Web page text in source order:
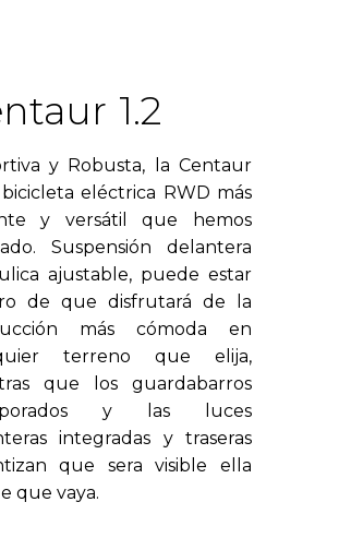
1.2
y Robusta, la Centaur
eléctrica RWD más
y versátil que hemos
Suspensión delantera
ajustable, puede estar
de que disfrutará de la
más cómoda en
terreno que elija,
que los guardabarros
y las luces
integradas y traseras
que sera visible ella
que vaya.